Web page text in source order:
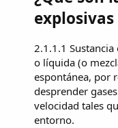
explosivas
2.1.1.1
o líquida (o
espontánea, por
desprender
velocidad tales
entorno.